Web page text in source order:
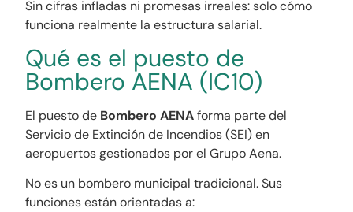
Sin cifras infladas ni promesas irreales: solo cómo
funciona realmente la estructura salarial.
Qué es el puesto de
Bombero AENA (IC10)
El puesto de Bombero AENAforma parte del
Servicio de Extinción de Incendios (SEI) en
aeropuertos gestionados por el Grupo Aena.
No es un bombero municipal tradicional. Sus
funciones están orientadas a: